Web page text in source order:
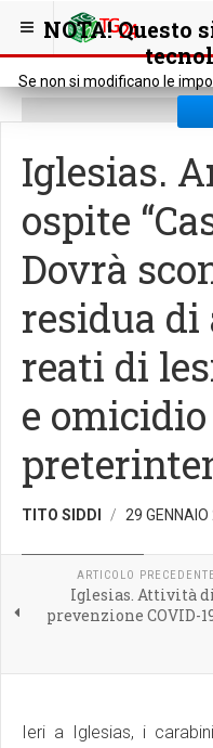
NOTA! Questo
Se non si modificano le
SEI QUI: CRONACA
Iglesias.
ospite
Dovrà
residua di
reati di
e omicidio
TITO SIDDI 29
ARTICOLO PRECEDENTE
Iglesias. Attività
prevenzione COVID-
Ieri a Iglesias, i